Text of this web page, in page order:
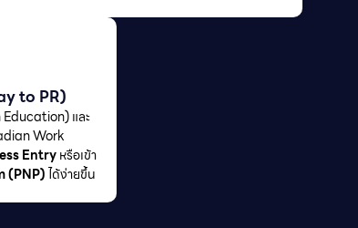
to PR)
และ
Work
Entryหรือเข้า
(PNP)ได้ง่ายขึ้น